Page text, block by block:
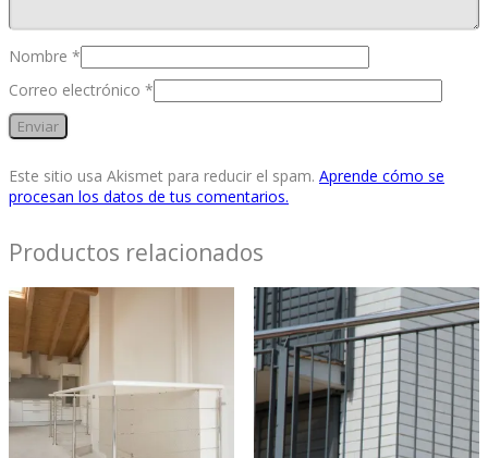
Nombre *
Correo electrónico *
Este sitio usa Akismet para reducir el spam. Aprende cómo se
procesan los datos de tus comentarios.
Productos relacionados